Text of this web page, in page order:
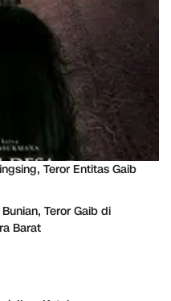
Teror Entitas Gaib
Teror Gaib di
Barat